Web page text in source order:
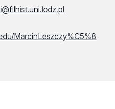
MarcinLeszczy%C5%8